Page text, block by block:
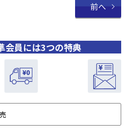
会員には3つの特典
前へ